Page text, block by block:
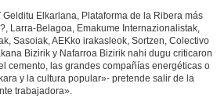
Gelditu Elkarlana, Plataforma de la Ribera más
Larra-Belagoa, Emakume Internazionalistak,
Sasoiak, AEKko irakasleok, Sortzen, Colectivo
Bizirik y Nafarroa Bizirik nahi dugu criticaron
cemento, las grandes compañías energéticas o
y la cultura popular»- pretende salir de la
trabajadora».